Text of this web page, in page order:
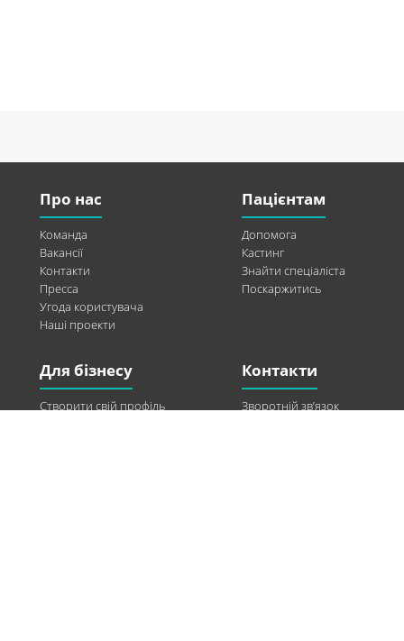
Про нас
Команда
Вакансії
Контакти
Пресса
Угода користувача
Наші проекти
Пацієнтам
Допомога
Кастинг
Знайти спеціаліста
Поскаржитись
Для бізнесу
Створити свій профіль
Контакти
Зворотній зв’язок